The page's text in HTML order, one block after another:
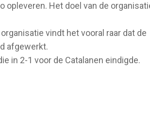
opleveren. Het doel van de
vindt het vooral raar dat de
afgewerkt.
in 2-1 voor de Catalanen eindigde.